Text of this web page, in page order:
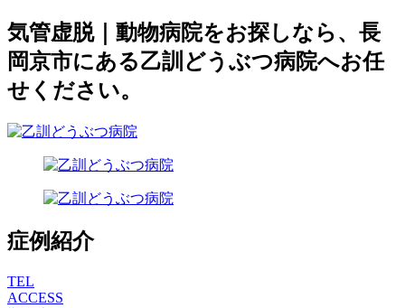
気管虚脱｜動物病院をお探しなら、長
岡京市にある乙訓どうぶつ病院へお任
せください。
症例紹介
TEL
ACCESS